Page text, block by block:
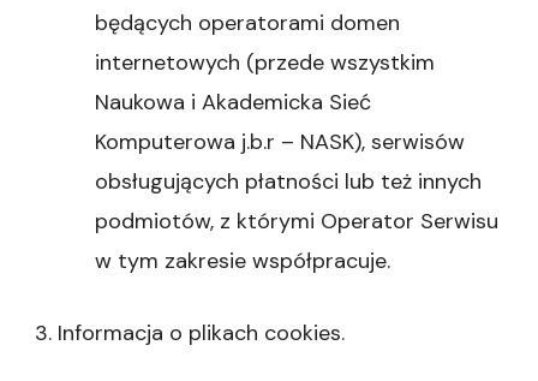
będących operatorami domen
internetowych (przede wszystkim
Naukowa i Akademicka Sieć
Komputerowa j.b.r – NASK), serwisów
obsługujących płatności lub też innych
podmiotów, z którymi Operator Serwisu
w tym zakresie współpracuje.
3. Informacja o plikach cookies.